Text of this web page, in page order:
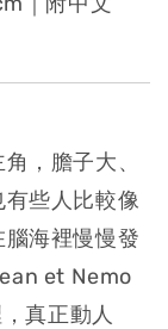
，膽子大、
些人比較像
海裡慢慢發
et Nemo
真正動人